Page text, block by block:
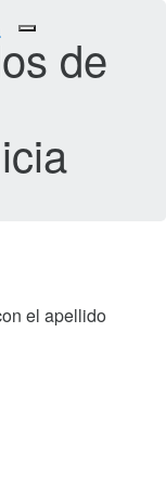
Toggle
navigation
el apellido